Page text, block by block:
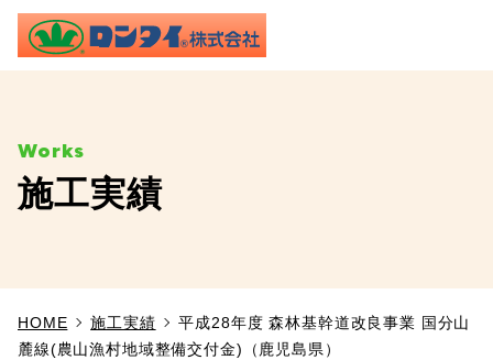
TOP
施工実績
施工実績
HOME 施工実績
平成28年度 森林基幹道改良事業 国分山
麓線(農山漁村地域整備交付金)（鹿児島県）